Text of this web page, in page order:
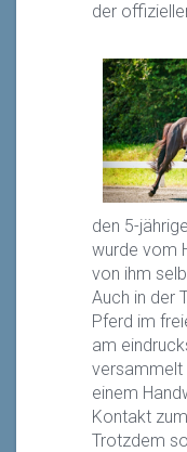
der
den 5-
wurde vom
von ihm
Auch in der
Pferd im
am
versammelt
einem
Kontakt
Trotzdem